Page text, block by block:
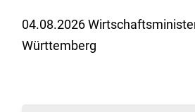
04.08.2026
Württemberg